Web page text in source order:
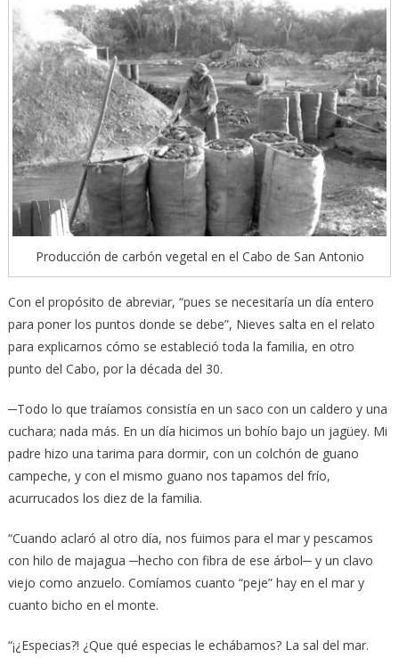
Producción de carbón vegetal en el Cabo de San Antonio
Con el propósito de abreviar, “pues se necesitaría un día entero
para poner los puntos donde se debe”, Nieves salta en el relato
para explicarnos cómo se estableció toda la familia, en otro
punto del Cabo, por la década del 30.
─Todo lo que traíamos consistía en un saco con un caldero y una
cuchara; nada más. En un día hicimos un bohío bajo un jagüey. Mi
padre hizo una tarima para dormir, con un colchón de guano
campeche, y con el mismo guano nos tapamos del frío,
acurrucados los diez de la familia.
“Cuando aclaró al otro día, nos fuimos para el mar y pescamos
con hilo de majagua ─hecho con fibra de ese árbol─ y un clavo
viejo como anzuelo. Comíamos cuanto “peje” hay en el mar y
cuanto bicho en el monte.
“¡¿Especias?! ¿Que qué especias le echábamos? La sal del mar.